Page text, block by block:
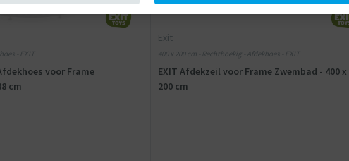
- EXIT
voor Frame
cm
Exit
400 x 200 cm - Rechthoekig - Afdekhoes - EXIT
EXIT Afdekzeil voor Frame Zwembad - 400 x
200 cm